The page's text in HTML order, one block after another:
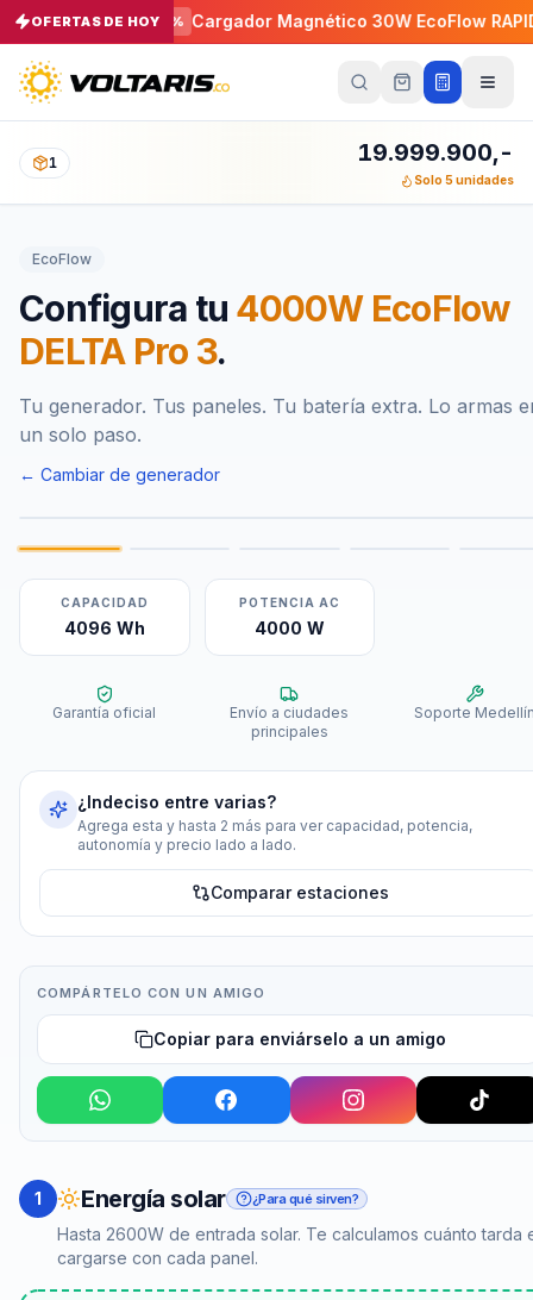
OFERTAS DE HOY
30P 30A −5% Cargador Magnético 30W EcoFlow RAPID
1 19.999.900,-
Solo 5 unidades
EcoFlow
Configura tu 4000W EcoFlow
DELTA Pro 3.
Tu generador. Tus paneles. Tu batería extra. Lo armas
un solo paso.
← Cambiar de generador
CAPACIDAD
4096 Wh
POTENCIA AC
4000 W
Garantía oficial
Envío a ciudades
principales
Soporte
¿Indeciso entre varias?
Agrega esta y hasta 2 más para ver capacidad, potencia,
autonomía y precio lado a lado.
Comparar estaciones
COMPÁRTELO CON UN AMIGO
Copiar para enviárselo a un amigo
1 Energía solar ¿Para qué sirven?
Hasta 2600W de entrada solar. Te calculamos cuánto tarda
cargarse con cada panel.
Tu
Vacío
vacío
con el
botón
al
págalos
juntos.
productos